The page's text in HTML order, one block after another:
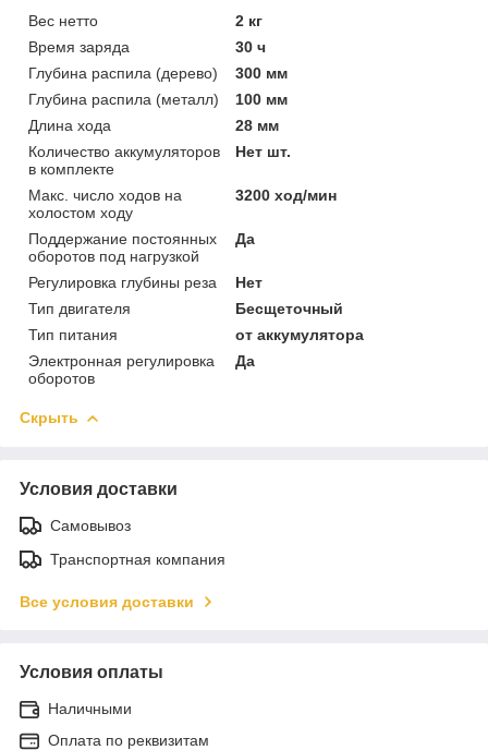
Вес нетто
2 кг
Время заряда
30 ч
Глубина распила (дерево)
300 мм
Глубина распила (металл)
100 мм
Длина хода
28 мм
Количество аккумуляторов
в комплекте
Нет шт.
Макс. число ходов на
холостом ходу
3200 ход/мин
Поддержание постоянных
оборотов под нагрузкой
Да
Регулировка глубины реза
Нет
Тип двигателя
Бесщеточный
Тип питания
от аккумулятора
Электронная регулировка
оборотов
Да
Скрыть
Условия доставки
Самовывоз
Транспортная компания
Все условия доставки
Условия оплаты
Наличными
Оплата по реквизитам